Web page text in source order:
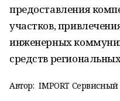
предоставления
участков,
инженерных
средств
Автор: IMPORT Сервисный